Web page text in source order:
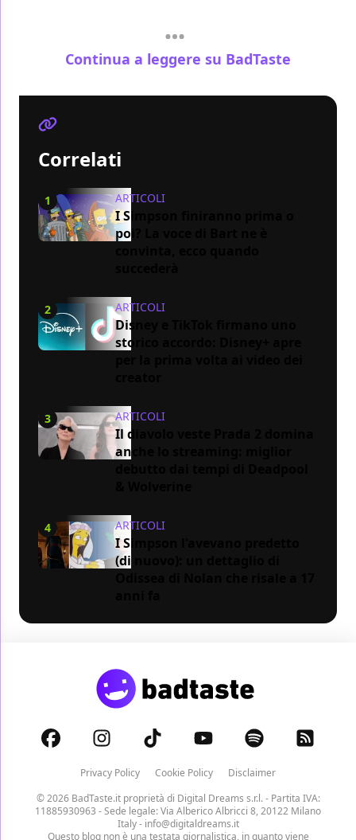
Continua a leggere su BadTaste
Correlati
1 ARTICOLI
I Simpson finiranno prima o
poi? La voce di Bart ne è
2 ARTICOLI
Disney e TikTok firmano uno
storico accordo: Disney+ apre
3 ARTICOLI
Il diavolo veste Prada 2 domina
anche lo streaming: miglior
4 ARTICOLI
I Simpson l'avevano predetto
(di nuovo): un dettaglio di
Privacy Policy Cookie Policy
Disclaimer
© 2026 BadTaste.it proprietà di Digital Dreams s.r.l.- Partita IVA:
11885930963 - Sede legale: Via Alberico Albricci 8, 20122 Milano
Italy - info@digitaldreams.it
Questo blog non è una testata giornalistica, in quanto viene